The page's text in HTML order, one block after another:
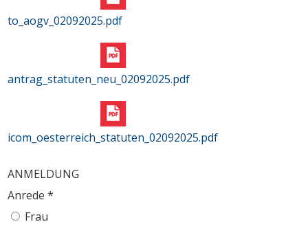
to_aogv_02092025.pdf
antrag_statuten_neu_02092025.pdf
icom_oesterreich_statuten_02092025.pdf
ANMELDUNG
Anrede*
Frau